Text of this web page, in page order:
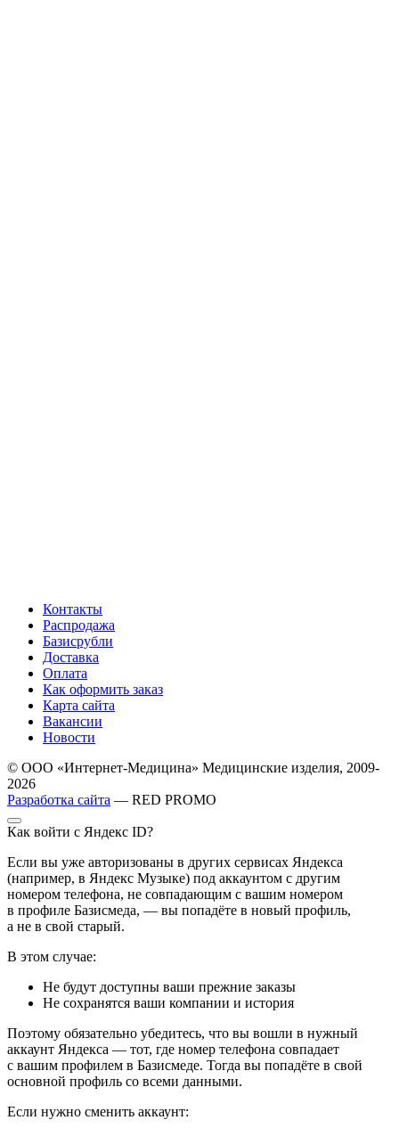
Контакты
Распродажа
Базисрубли
Доставка
Оплата
Как оформить заказ
Карта сайта
Вакансии
Новости
© ООО «Интернет-Медицина» Медицинские изделия, 2009-
2026
Разработка сайта — RED PROMO
Как войти с Яндекс ID?
Если вы уже авторизованы в других сервисах Яндекса
(например, в Яндекс Музыке) под аккаунтом с другим
номером телефона, не совпадающим с вашим номером
в профиле Базисмеда, — вы попадёте в новый профиль,
а не в свой старый.
В этом случае:
Не будут доступны ваши прежние заказы
Не сохранятся ваши компании и история
Поэтому обязательно убедитесь, что вы вошли в нужный
аккаунт Яндекса — тот, где номер телефона совпадает
с вашим профилем в Базисмеде. Тогда вы попадёте в свой
основной профиль со всеми данными.
Если нужно сменить аккаунт: